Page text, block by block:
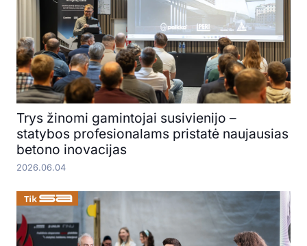
Trys žinomi gamintojai susivienijo –
statybos profesionalams pristatė naujausias
betono inovacijas
2026.06.04